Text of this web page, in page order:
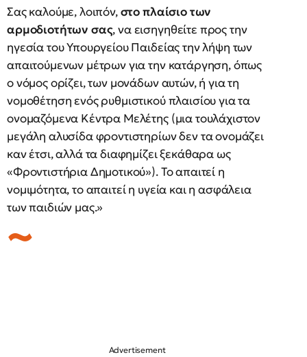
Σας καλούμε, λοιπόν,στο πλαίσιο των
αρμοδιοτήτων σας, να εισηγηθείτε προς την
ηγεσία του Υπουργείου Παιδείας την λήψη των
απαιτούμενων μέτρων για την κατάργηση, όπως
ο νόμος ορίζει, των μονάδων αυτών, ή για τη
νομοθέτηση ενός ρυθμιστικού πλαισίου για τα
ονομαζόμενα Κέντρα Μελέτης (μια τουλάχιστον
μεγάλη αλυσίδα φροντιστηρίων δεν τα ονομάζει
καν έτσι, αλλά τα διαφημίζει ξεκάθαρα ως
«Φροντιστήρια Δημοτικού»). Το απαιτεί η
νομιμότητα, το απαιτεί η υγεία και η ασφάλεια
των παιδιών μας.»